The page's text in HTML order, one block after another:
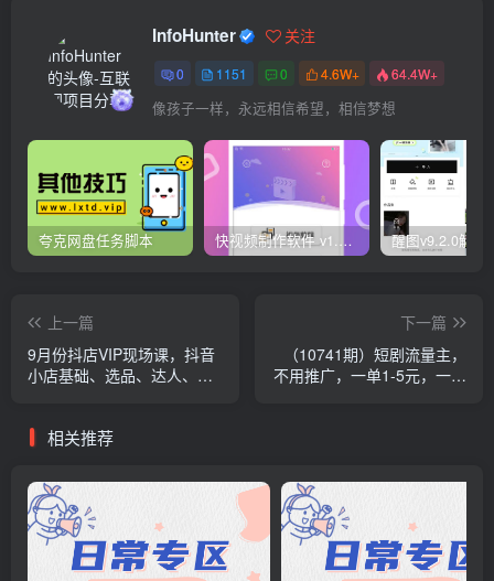
InfoHunter 关注
0 1151 0 4.6W+ 64.4W+
像孩子一样，永远相信希望，相信梦想
夸克网盘任务脚本 快视频制作软件 v1.1.1安卓版
上一篇
9月份抖店VIP现场课，抖音
小店基础、选品、达人、猜
下一篇
（10741期）短剧流量主，
不用推广，一单1-5元，一个
相关推荐